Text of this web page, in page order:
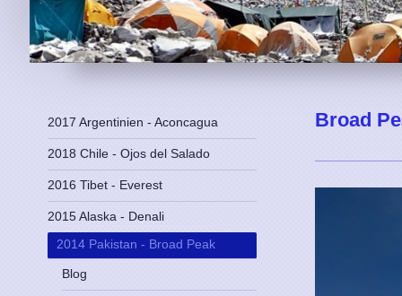
Broad
2017 Argentinien - Aconcagua
2018 Chile - Ojos del Salado
2016 Tibet - Everest
2015 Alaska - Denali
2014 Pakistan - Broad Peak
Blog